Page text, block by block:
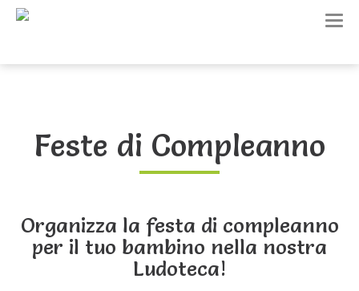
T
g
o
Feste di Compleanno
Organizza la festa di compleanno
per il tuo bambino nella nostra
Ludoteca!